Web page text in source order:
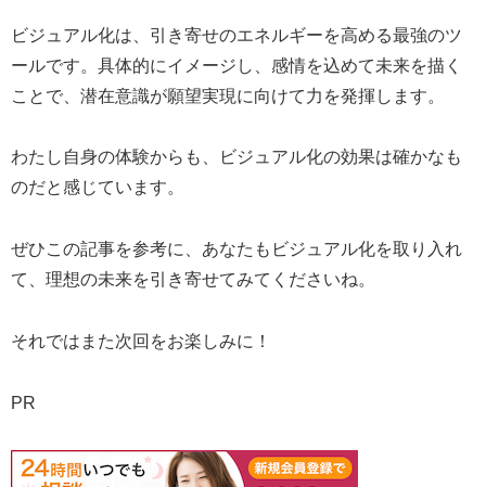
ビジュアル化は、引き寄せのエネルギーを高める最強のツ
ールです。具体的にイメージし、感情を込めて未来を描く
ことで、潜在意識が願望実現に向けて力を発揮します。
わたし自身の体験からも、ビジュアル化の効果は確かなも
のだと感じています。
ぜひこの記事を参考に、あなたもビジュアル化を取り入れ
て、理想の未来を引き寄せてみてくださいね。
それではまた次回をお楽しみに！
PR